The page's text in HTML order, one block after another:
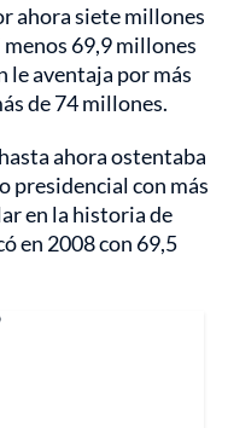
ahora siete millones
menos 69,9 millones
le aventaja por más
de 74 millones.
ahora ostentaba
presidencial con más
en la historia de
en 2008 con 69,5